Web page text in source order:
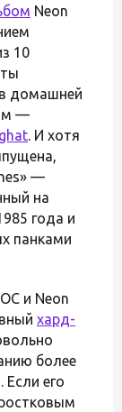
Neon
10
домашней
—
. И хотя
—
на
года и
панками
и Neon
хард-
более
его